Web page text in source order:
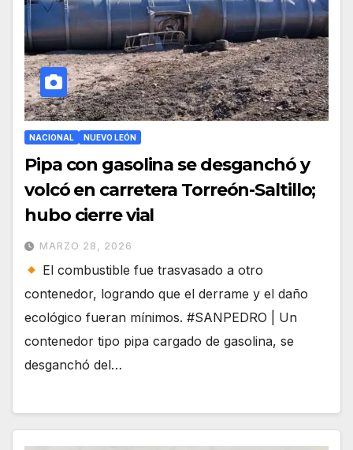
NACIONAL NUEVO LEÓN
Pipa con gasolina se desganchó y
volcó en carretera Torreón-Saltillo;
hubo cierre vial
MARZO 28, 2026
El combustible fue trasvasado a otro
contenedor, logrando que el derrame y el daño
ecológico fueran mínimos. #SANPEDRO | Un
contenedor tipo pipa cargado de gasolina, se
desganchó del…